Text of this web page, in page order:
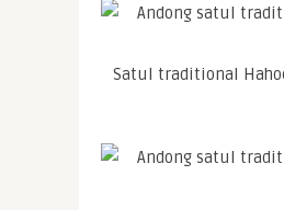
Satul traditional